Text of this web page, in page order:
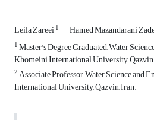
Leila Zareei1 Hamed Mazandarani
1Master's Degree Graduated, Water
Khomeini International University,
2Associate Professor, Water Science and
International University, Qazvin, Iran.